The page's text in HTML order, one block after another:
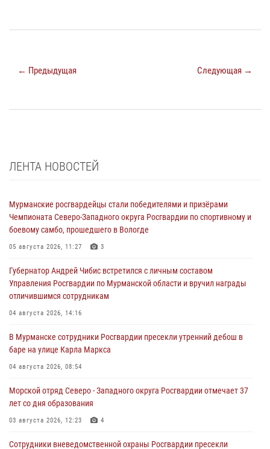
← Предыдущая Следующая →
ЛЕНТА НОВОСТЕЙ
Мурманские росгвардейцы стали победителями и призёрами
Чемпионата Северо-Западного округа Росгвардии по спортивному и
боевому самбо, прошедшего в Вологде
05 августа 2026, 11:27 3
Губернатор Андрей Чибис встретился с личным составом
Управления Росгвардии по Мурманской области и вручил награды
отличившимся сотрудникам
04 августа 2026, 14:16
В Мурманске сотрудники Росгвардии пресекли утренний дебош в
баре на улице Карла Маркса
04 августа 2026, 08:54
Морской отряд Северо - Западного округа Росгвардии отмечает 37
лет со дня образования
03 августа 2026, 12:23 4
Сотрудники вневедомственной охраны Росгвардии пресекли